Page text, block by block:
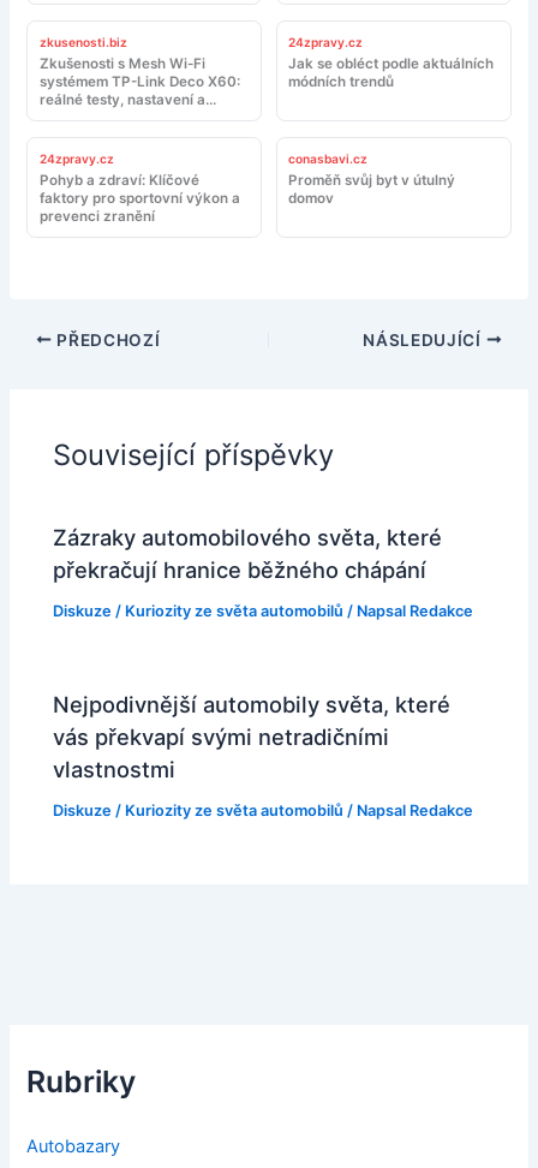
zkusenosti.biz
Zkušenosti s Mesh Wi-Fi
systémem TP-Link Deco X60:
reálné testy, nastavení a
doporučení
24zpravy.cz
Jak se obléct podle aktuálních
módních trendů
24zpravy.cz
Pohyb a zdraví: Klíčové
faktory pro sportovní výkon a
prevenci zranění
conasbavi.cz
Proměň svůj byt v útulný
domov
PŘEDCHOZÍ NÁSLEDUJÍCÍ
Související příspěvky
Zázraky automobilového světa, které
překračují hranice běžného chápání
Diskuze / Kuriozity ze světa automobilů / Napsal Redakce
Nejpodivnější automobily světa, které
vás překvapí svými netradičními
vlastnostmi
Diskuze / Kuriozity ze světa automobilů / Napsal Redakce
Rubriky
Autobazary